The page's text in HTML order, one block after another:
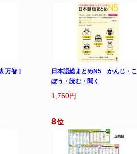
万智 ]
日本語総まとめN5 かんじ・
ぽう・読む・聞く
1,760円
8位